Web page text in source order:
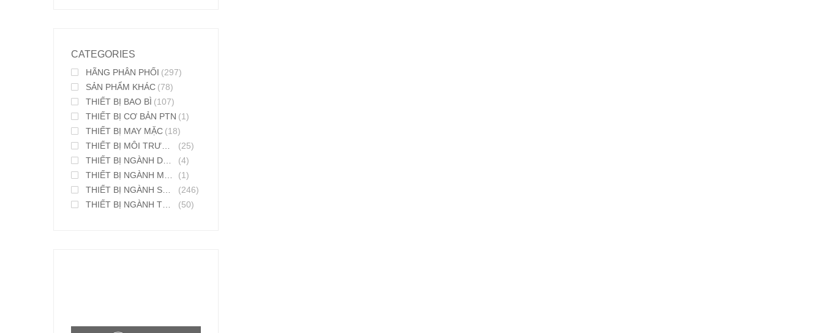
CATEGORIES
HÃNG PHÂN PHỐI (297)
SẢN PHẨM KHÁC (78)
THIẾT BỊ BAO BÌ (107)
THIẾT BỊ CƠ BẢN PTN (1)
THIẾT BỊ MAY MẶC (18)
THIẾT BỊ MÔI TRƯỜNG
(25)
THIẾT BỊ NGÀNH DƯỢC PHẨM
(4)
THIẾT BỊ NGÀNH MỸ PHẨM
(1)
THIẾT BỊ NGÀNH SƠN MỰC IN
(246)
THIẾT BỊ NGÀNH THỰC PHẨM
(50)